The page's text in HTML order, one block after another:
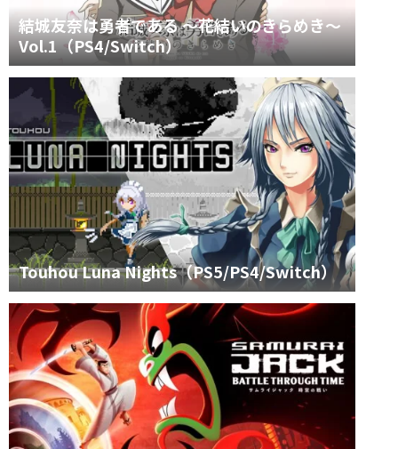
結城友奈は勇者である ～花結いのきらめき～
Vol.1（PS4/Switch）
Touhou Luna Nights（PS5/PS4/Switch）